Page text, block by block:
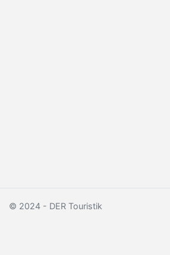
© 2024 - DER Touristik